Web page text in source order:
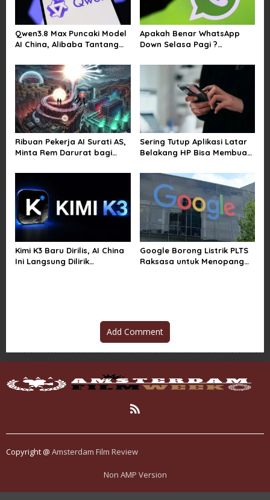
a
t
o
n
Qwen3.8 Max Puncaki Model
AI China, Alibaba Tantang
Apakah Benar WhatsApp
Down Selasa Pagi ?
Gambar dan Video di
Sejumlah Wilayah
Ribuan Pekerja AI Surati AS,
Minta Rem Darurat bagi
Sering Tutup Aplikasi Latar
Belakang HP Bisa Membuat
Kimi K3 Baru Dirilis, AI China
Ini Langsung Dilirik
Google Borong Listrik PLTS
Raksasa untuk Menopang
Add Comment
Copyright @ Amsterdam Film Review
Non AMP Version